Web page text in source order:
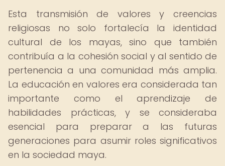
Esta transmisión de valores y creencias
religiosas no solo fortalecía la identidad
cultural de los mayas, sino que también
contribuía a la cohesión social y al sentido de
pertenencia a una comunidad más amplia.
La educación en valores era considerada tan
importante como el aprendizaje de
habilidades prácticas, y se consideraba
esencial para preparar a las futuras
generaciones para asumir roles significativos
en la sociedad maya.